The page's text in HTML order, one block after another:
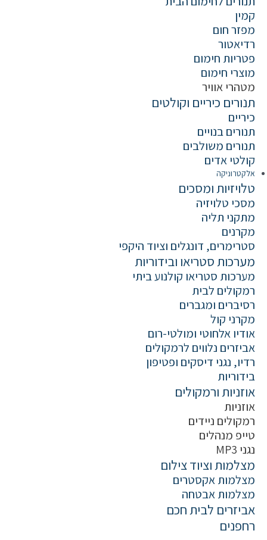
קמין
מפזר חום
רדיאטור
פטריות חימום
מוצרי חימום
מטהרי אוויר
תנורים כיריים וקולטים
כיריים
תנורים בנויים
תנורים משולבים
קולטי אדים
אלקטרוניקה
טלויזיות ומסכים
מסכי טלויזיה
מתקני תליה
מקרנים
סטרימרים, דונגלים וציוד היקפי
מערכות סטריאו ובידוריות
מערכות סטריאו קולנוע ביתי
רמקולים לבית
רסיברים ומגברים
מקרני קול
אודיו אלחוטי ומולטי-רום
אביזרים נלווים לרמקולים
רדיו, נגני דיסקים ופטיפון
בידוריות
אוזניות ורמקולים
אוזניות
רמקולים ניידים
טייפ מנהלים
נגני MP3
מצלמות וציוד צילום
מצלמות אקסטרים
מצלמות אבטחה
אביזרים לבית חכם
רחפנים